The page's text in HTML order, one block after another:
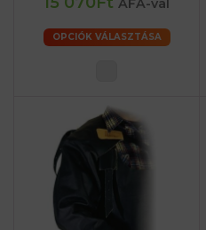
ÁFA-val
OPCIÓK VÁLASZTÁSA